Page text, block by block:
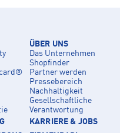
ÜBER UNS
Das Unternehmen
Shopfinder
Partner werden
Pressebereich
Nachhaltigkeit
Gesellschaftliche
Verantwortung
KARRIERE & JOBS